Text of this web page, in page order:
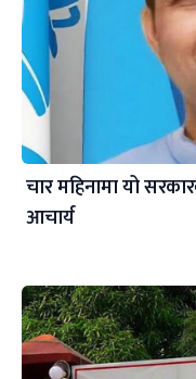
चार महिनामा यो
आचार्य